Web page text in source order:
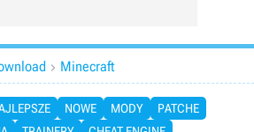
 Minecraft
NOWE MODY
PATCHE